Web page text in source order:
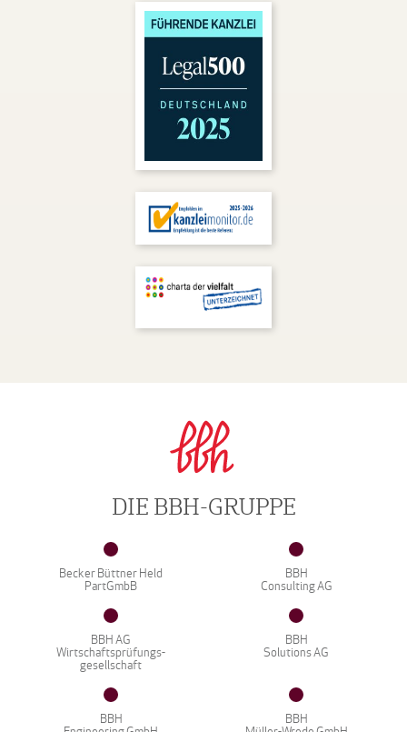
DIE BBH-GRUPPE
Becker Büttner Held
PartGmbB
BBH
Consulting AG
BBH AG
Wirtschaftsprüfungs-
gesellschaft
BBH
Solutions AG
BBH
BBH